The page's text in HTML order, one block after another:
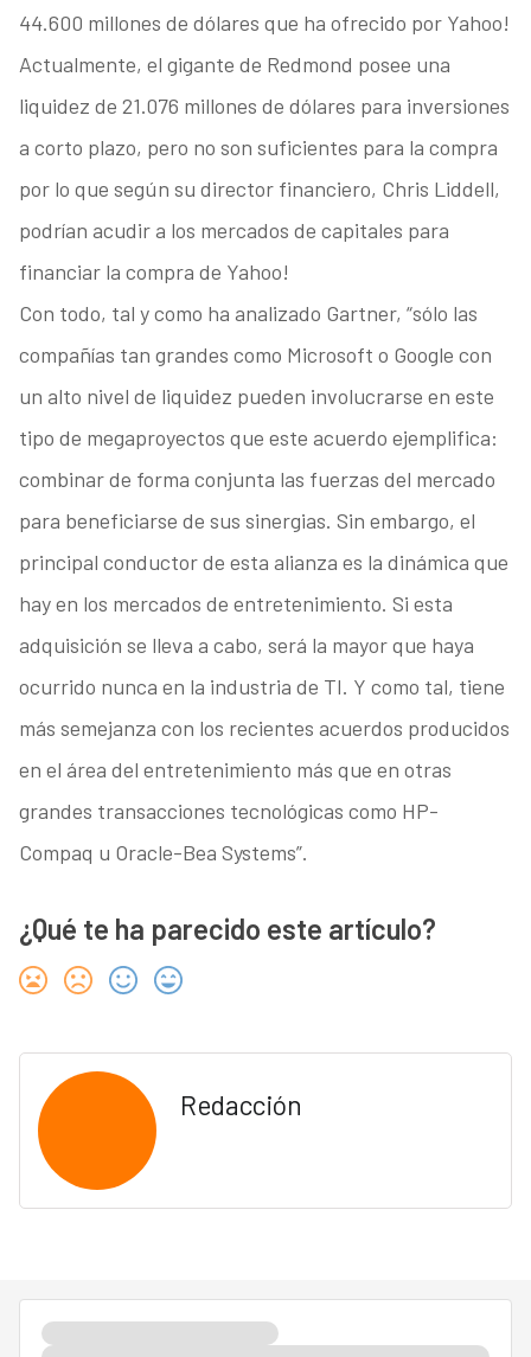
44.600 millones de dólares que ha ofrecido por Yahoo!
Actualmente, el gigante de Redmond posee una
liquidez de 21.076 millones de dólares para inversiones
a corto plazo, pero no son suficientes para la compra
por lo que según su director financiero, Chris Liddell,
podrían acudir a los mercados de capitales para
financiar la compra de Yahoo!
Con todo, tal y como ha analizado Gartner, “sólo las
compañías tan grandes como Microsoft o Google con
un alto nivel de liquidez pueden involucrarse en este
tipo de megaproyectos que este acuerdo ejemplifica:
combinar de forma conjunta las fuerzas del mercado
para beneficiarse de sus sinergias. Sin embargo, el
principal conductor de esta alianza es la dinámica que
hay en los mercados de entretenimiento. Si esta
adquisición se lleva a cabo, será la mayor que haya
ocurrido nunca en la industria de TI. Y como tal, tiene
más semejanza con los recientes acuerdos producidos
en el área del entretenimiento más que en otras
grandes transacciones tecnológicas como HP-
Compaq u Oracle-Bea Systems”.
¿Qué te ha parecido este artículo?
Redacción